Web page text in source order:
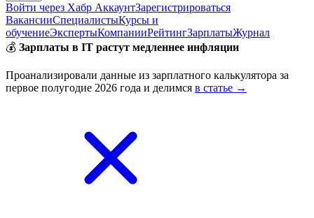
Войти через Хабр АккаунтЗарегистрироваться
ВакансииСпециалистыКурсы и
обучениеЭкспертыКомпанииРейтингЗарплатыЖурнал
💰 Зарплаты в IT растут медленнее инфляции
Проанализировали данные из зарплатного калькулятора за
первое полугодие 2026 года и делимся в статье →